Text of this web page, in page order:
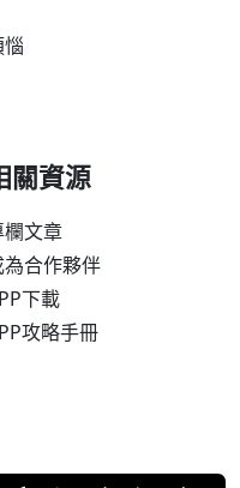
關資源
欄文章
為合作夥伴
下載
攻略手冊